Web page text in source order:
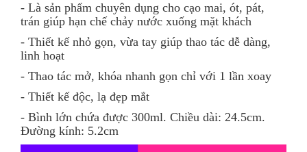
- Là sản phẩm chuyên dụng cho cạo mai, ót, pát,
trán giúp hạn chế chảy nước xuống mặt khách
- Thiết kế nhỏ gọn, vừa tay giúp thao tác dễ dàng,
linh hoạt
- Thao tác mở, khóa nhanh gọn chỉ với 1 lần xoay
- Thiết kế độc, lạ đẹp mắt
- Bình lớn chứa được 300ml. Chiều dài: 24.5cm.
Đường kính: 5.2cm